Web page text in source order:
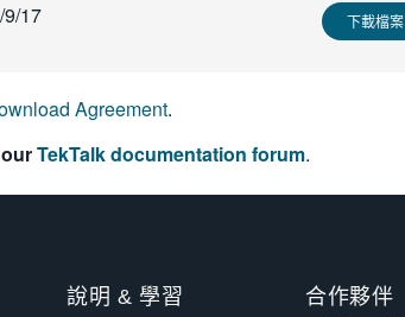
17 下載檔案
Agreement.
TekTalk documentation forum.
說明 & 學習 合作夥伴